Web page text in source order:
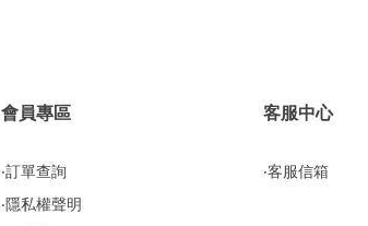
會員專區
‧訂單查詢
‧隱私權聲明
客服中心
‧客服信箱